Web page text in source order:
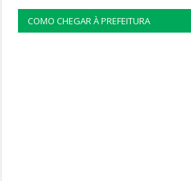
COMO CHEGAR À PREFEITURA